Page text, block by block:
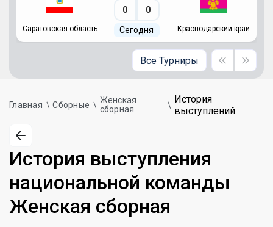
Саратовская область
0 0
Сегодня Краснодарский край
Все Турниры
Главная Сборные
Женская
сборная
История
выступлений
История выступления
национальной команды
Женская сборная